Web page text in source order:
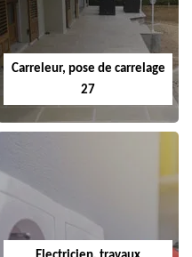
Carreleur, pose de carrelage
27